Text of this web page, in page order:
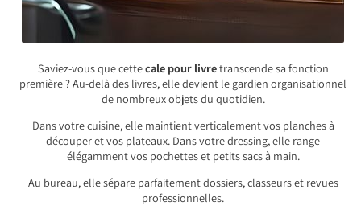
Saviez-vous que cettecale pour livretranscende sa fonction
première ? Au-delà des livres, elle devient le gardien organisationnel
de nombreux objets du quotidien.
Dans votre cuisine, elle maintient verticalement vos planches à
découper et vos plateaux. Dans votre dressing, elle range
élégamment vos pochettes et petits sacs à main.
Au bureau, elle sépare parfaitement dossiers, classeurs et revues
professionnelles.